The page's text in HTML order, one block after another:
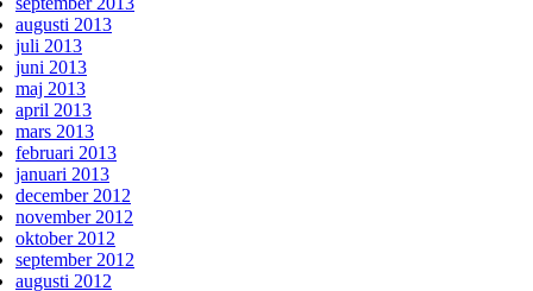
augusti 2013
juli 2013
juni 2013
maj 2013
april 2013
mars 2013
februari 2013
januari 2013
december 2012
november 2012
oktober 2012
september 2012
augusti 2012